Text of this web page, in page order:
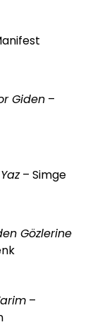
Giden –
– Simge
Gözlerine
–